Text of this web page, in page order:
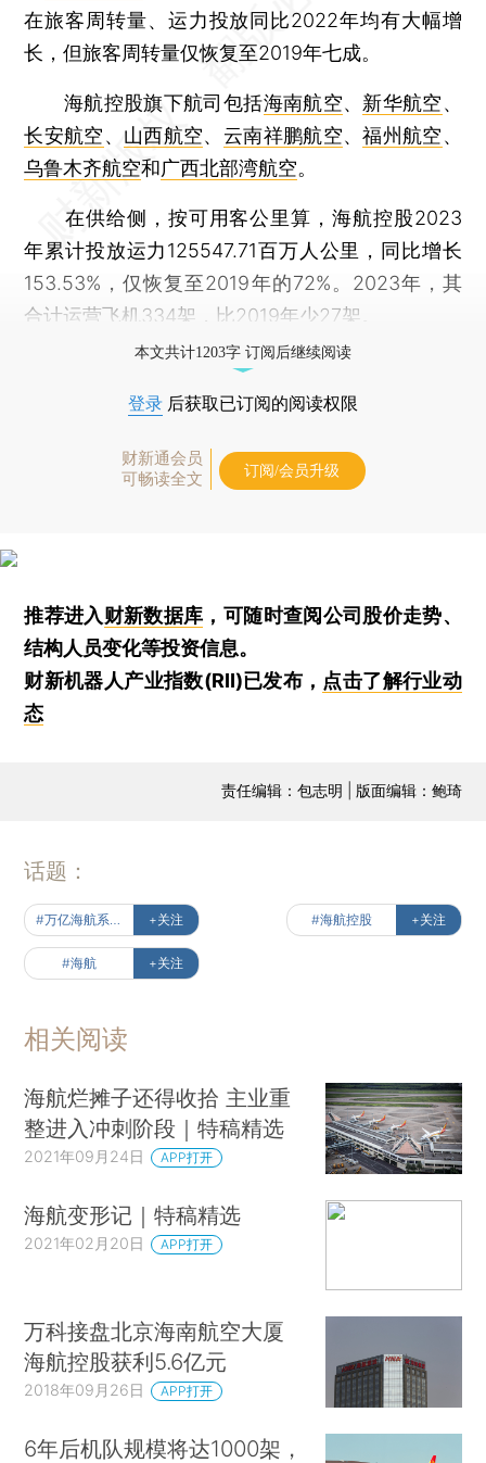
在旅客周转量、运力投放同比2022年均有大幅增
长，但旅客周转量仅恢复至2019年七成。
海航控股旗下航司包括海南航空、 新华航空、
长安航空、 山西航空、 云南祥鹏航空、福州航空、
乌鲁木齐航空和广西北部湾航空。
在供给侧，按可用客公里算，海航控股2023
年累计投放运力125547.71百万人公里，同比增长
153.53%，仅恢复至2019年的72%。2023年，其
合计运营飞机334架，比2019年少27架。
本文共计1203字 订阅后继续阅读
登录 后获取已订阅的阅读权限
财新通会员
可畅读全文
订阅/会员升级
推荐进入财新数据库 ，可随时查阅公司股价走势、
结构人员变化等投资信息。
财新机器人产业指数(RII)已发布， 点击了解行业动
态
责任编辑：包志明 | 版面编辑：鲍琦
话题：
+关注 #海航控股 +关注
#海航 +关注
相关阅读
海航烂摊子还得收拾 主业重
整进入冲刺阶段｜特稿精选
2021年09月24日 APP打开
海航变形记｜特稿精选
2021年02月20日 APP打开
万科接盘北京海南航空大厦
海航控股获利5.6亿元
2018年09月26日 APP打开
6年后机队规模将达1000架，